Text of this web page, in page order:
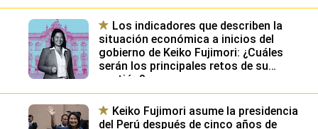
Los indicadores que describen la
situación económica a inicios del
gobierno de Keiko Fujimori: ¿Cuáles
serán los principales retos de su
gestión?
Keiko Fujimori asume la presidencia
del Perú después de cinco años de